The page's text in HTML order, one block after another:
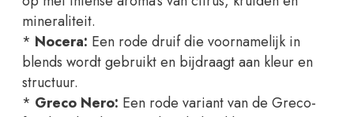
mineraliteit.
* Nocera: Een rode druif die voornamelijk in
blends wordt gebruikt en bijdraagt aan kleur en
structuur.
* Greco Nero: Een rode variant van de Greco-